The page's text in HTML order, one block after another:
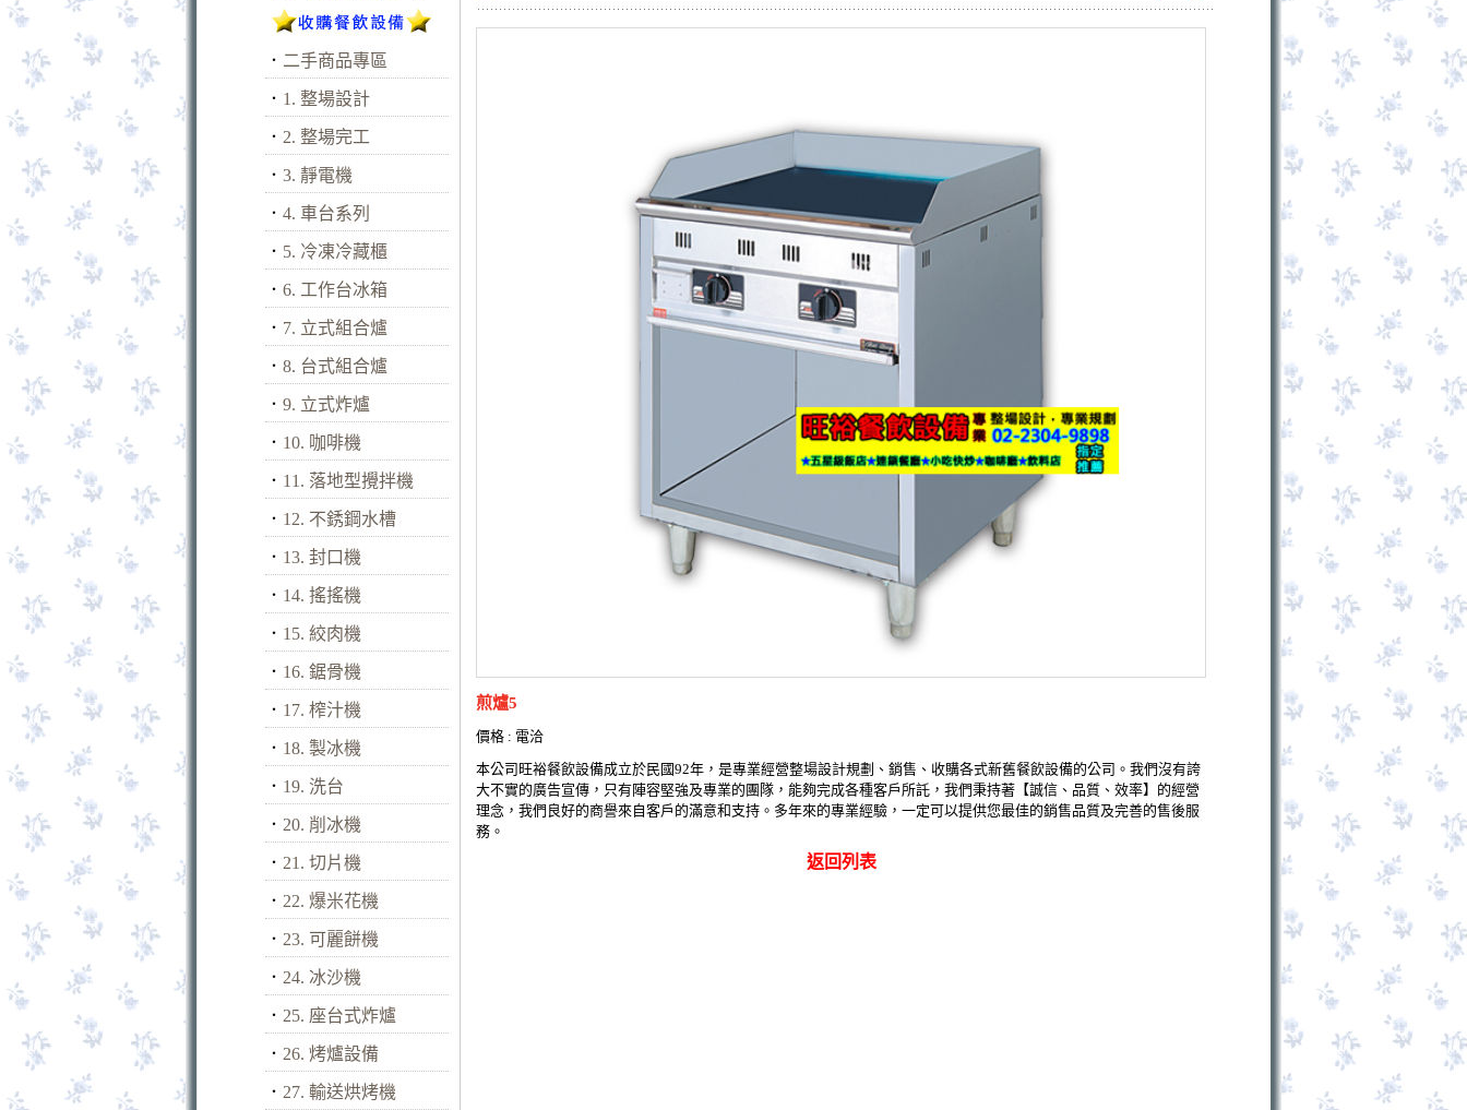
． 二手商品專區
． 1. 整場設計
． 2. 整場完工
． 3. 靜電機
． 4. 車台系列
． 5. 冷凍冷藏櫃
． 6. 工作台冰箱
． 7. 立式組合爐
． 8. 台式組合爐
． 9. 立式炸爐
． 10. 咖啡機
． 11. 落地型攪拌機
． 12. 不銹鋼水槽
． 13. 封口機
． 14. 搖搖機
． 15. 絞肉機
． 16. 鋸骨機
． 17. 榨汁機
． 18. 製冰機
． 19. 洗台
． 20. 削冰機
． 21. 切片機
． 22. 爆米花機
． 23. 可麗餅機
． 24. 冰沙機
． 25. 座台式炸爐
． 26. 烤爐設備
． 27. 輸送烘烤機
煎爐5
價格 : 電洽
本公司旺裕餐飲設備成立於民國92年，是專業經營整場設計規劃、銷售、收購各式新舊餐飲設備的公司。我們沒有誇
大不實的廣告宣傳，只有陣容堅強及專業的團隊，能夠完成各種客戶所託，我們秉持著【誠信、品質、效率】的經營
理念，我們良好的商譽來自客戶的滿意和支持。多年來的專業經驗，一定可以提供您最佳的銷售品質及完善的售後服
務。
返回列表